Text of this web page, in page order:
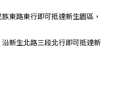
東路東行即可抵達新生園區，
新生北路三段北行即可抵達新